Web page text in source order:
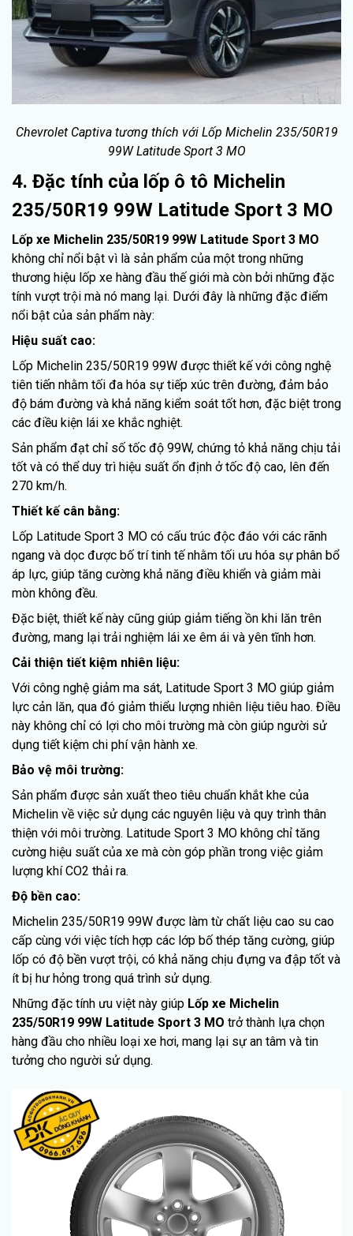
Chevrolet Captiva tương thích với Lốp Michelin 235/50R19
99W Latitude Sport 3 MO
4. Đặc tính của lốp ô tô Michelin
235/50R19 99W Latitude Sport 3 MO
Lốp xe Michelin 235/50R19 99W Latitude Sport 3 MO
không chỉ nổi bật vì là sản phẩm của một trong những
thương hiệu lốp xe hàng đầu thế giới mà còn bởi những đặc
tính vượt trội mà nó mang lại. Dưới đây là những đặc điểm
nổi bật của sản phẩm này:
Hiệu suất cao:
Lốp Michelin 235/50R19 99W được thiết kế với công nghệ
tiên tiến nhằm tối đa hóa sự tiếp xúc trên đường, đảm bảo
độ bám đường và khả năng kiểm soát tốt hơn, đặc biệt trong
các điều kiện lái xe khắc nghiệt.
Sản phẩm đạt chỉ số tốc độ 99W, chứng tỏ khả năng chịu tải
tốt và có thể duy trì hiệu suất ổn định ở tốc độ cao, lên đến
270 km/h.
Thiết kế cân bằng:
Lốp Latitude Sport 3 MO có cấu trúc độc đáo với các rãnh
ngang và dọc được bố trí tinh tế nhằm tối ưu hóa sự phân bổ
áp lực, giúp tăng cường khả năng điều khiển và giảm mài
mòn không đều.
Đặc biệt, thiết kế này cũng giúp giảm tiếng ồn khi lăn trên
đường, mang lại trải nghiệm lái xe êm ái và yên tĩnh hơn.
Cải thiện tiết kiệm nhiên liệu:
Với công nghệ giảm ma sát, Latitude Sport 3 MO giúp giảm
lực cản lăn, qua đó giảm thiểu lượng nhiên liệu tiêu hao. Điều
này không chỉ có lợi cho môi trường mà còn giúp người sử
dụng tiết kiệm chi phí vận hành xe.
Bảo vệ môi trường:
Sản phẩm được sản xuất theo tiêu chuẩn khắt khe của
Michelin về việc sử dụng các nguyên liệu và quy trình thân
thiện với môi trường. Latitude Sport 3 MO không chỉ tăng
cường hiệu suất của xe mà còn góp phần trong việc giảm
lượng khí CO2 thải ra.
Độ bền cao:
Michelin 235/50R19 99W được làm từ chất liệu cao su cao
cấp cùng với việc tích hợp các lớp bố thép tăng cường, giúp
lốp có độ bền vượt trội, có khả năng chịu đựng va đập tốt và
ít bị hư hỏng trong quá trình sử dụng.
Những đặc tính ưu việt này giúp Lốp xe Michelin
235/50R19 99W Latitude Sport 3 MO trở thành lựa chọn
hàng đầu cho nhiều loại xe hơi, mang lại sự an tâm và tin
tưởng cho người sử dụng.